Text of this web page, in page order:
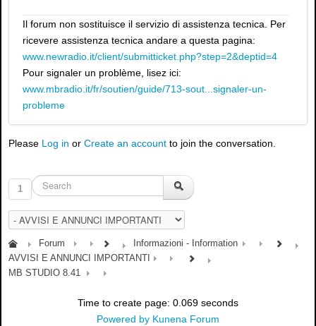
Il forum non sostituisce il servizio di assistenza tecnica. Per
ricevere assistenza tecnica andare a questa pagina:
www.newradio.it/client/submitticket.php?step=2&deptid=4
Pour signaler un problème, lisez ici:
www.mbradio.it/fr/soutien/guide/713-sout...signaler-un-
probleme
Please Log in or Create an account to join the conversation.
1
Forum
Informazioni - Information
AVVISI E ANNUNCI IMPORTANTI
MB STUDIO 8.41
Time to create page: 0.069 seconds
Powered by Kunena Forum